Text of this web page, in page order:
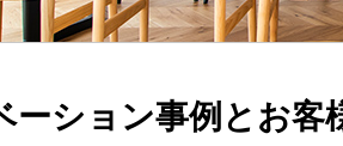
ーション事例とお客